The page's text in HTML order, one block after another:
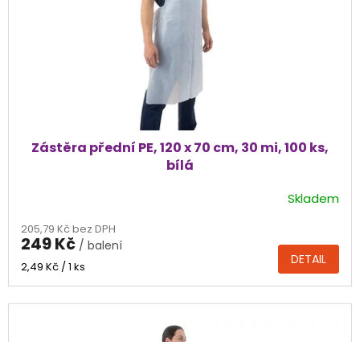
Zástěra přední PE, 120 x 70 cm, 30 mi, 100 ks,
bílá
Skladem
205,79 Kč bez DPH
249 Kč / balení
Měrná
2,49 Kč / 1 ks DETAIL